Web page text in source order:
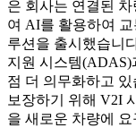
은 회사는 연결된
여 AI를 활용하여
루션을 출시했습니
지원 시스템(ADAS)
점 더 의무화하고
보장하기 위해 V2I
을 새로운 차량에